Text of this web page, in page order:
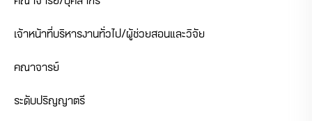
เจ้าหน้าที่บริหารงานทั่วไป/ผู้ช่วยสอนและวิจัย
คณาจารย์
ระดับปริญญาตรี